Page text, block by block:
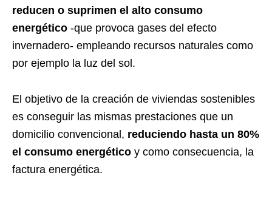
reducen o suprimen el alto consumo
energético -que provoca gases del efecto
invernadero- empleando recursos naturales como
por ejemplo la luz del sol.
El objetivo de la creación de viviendas sostenibles
es conseguir las mismas prestaciones que un
domicilio convencional, reduciendo hasta un 80%
el consumo energético y como consecuencia, la
factura energética.